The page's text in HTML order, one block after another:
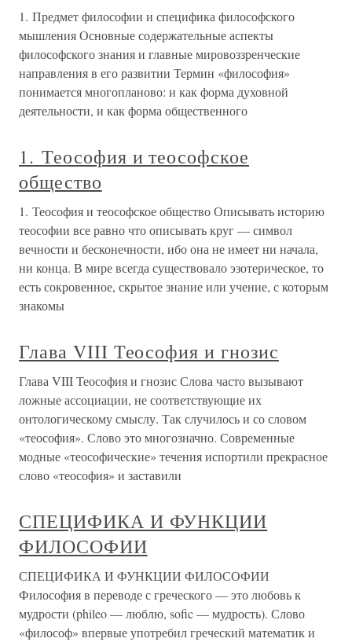
1. Предмет философии и специфика философского
мышления Основные содержательные аспекты
философского знания и главные мировоззренческие
направления в его развитии Термин «философия»
понимается многопланово: и как форма духовной
деятельности, и как форма общественного
1. Теософия и теософское
общество
1. Теософия и теософское общество Описывать историю
теософии все равно что описывать круг — символ
вечности и бесконечности, ибо она не имеет ни начала,
ни конца. В мире всегда существовало эзотерическое, то
есть сокровенное, скрытое знание или учение, с которым
знакомы
Глава VIII Теософия и гнозис
Глава VIII Теософия и гнозис Слова часто вызывают
ложные ассоциации, не соответствующие их
онтологическому смыслу. Так случилось и со словом
«теософия». Слово это многозначно. Современные
модные «теософические» течения испортили прекрасное
слово «теософия» и заставили
СПЕЦИФИКА И ФУНКЦИИ
ФИЛОСОФИИ
СПЕЦИФИКА И ФУНКЦИИ ФИЛОСОФИИ
Философия в переводе с греческого — это любовь к
мудрости (phileo — люблю, sofic — мудрость). Слово
«философ» впервые употребил греческий математик и